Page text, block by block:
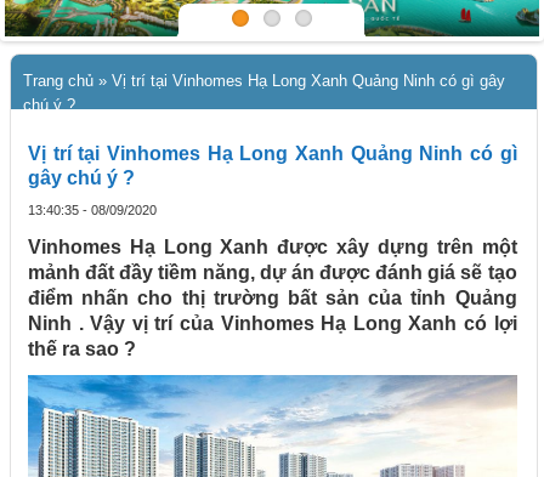
Trang chủ » Vị trí tại Vinhomes Hạ Long Xanh Quảng Ninh có gì gây
chú ý ?
Vị trí tại Vinhomes Hạ Long Xanh Quảng Ninh có gì
gây chú ý ?
13:40:35 - 08/09/2020
Vinhomes Hạ Long Xanh được xây dựng trên một
mảnh đất đầy tiềm năng, dự án được đánh giá sẽ tạo
điểm nhấn cho thị trường bất sản của tỉnh Quảng
Ninh . Vậy vị trí của Vinhomes Hạ Long Xanh có lợi
thế ra sao ?